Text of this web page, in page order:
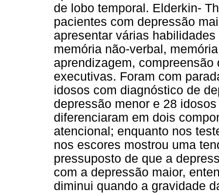
de lobo temporal. Elderkin-
pacientes com depressão
apresentar várias
memória não-verbal,
aprendizagem,
executivas. Foram com
idosos com diagnóstico de
depressão menor e 28
diferenciaram em dois
atencional; enquanto nos
nos escores mostrou uma
pressuposto de que a
com a depressão maior,
diminui quando a gravidade